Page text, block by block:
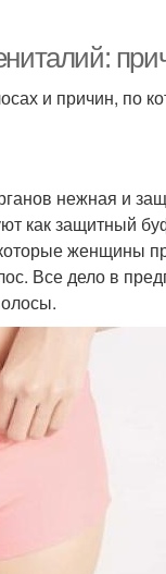
и причин, по
нежная и
как защитный
женщины
Все дело в